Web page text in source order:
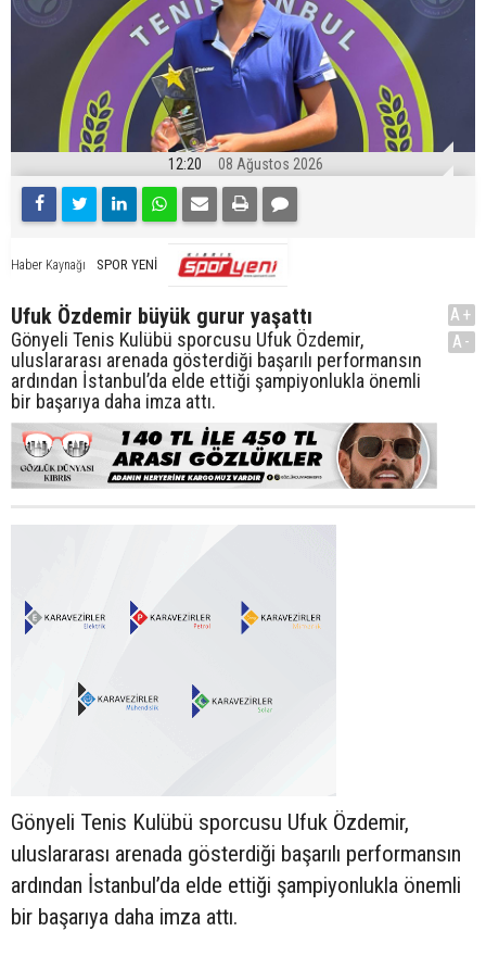
12:20 08 Ağustos 2026
Haber Kaynağı SPOR YENİ
Ufuk Özdemir büyük gurur yaşattı
Gönyeli Tenis Kulübü sporcusu Ufuk Özdemir,
uluslararası arenada gösterdiği başarılı performansın
ardından İstanbul’da elde ettiği şampiyonlukla önemli
bir başarıya daha imza attı.
A+
A-
Gönyeli Tenis Kulübü sporcusu Ufuk Özdemir,
uluslararası arenada gösterdiği başarılı performansın
ardından İstanbul’da elde ettiği şampiyonlukla önemli
bir başarıya daha imza attı.